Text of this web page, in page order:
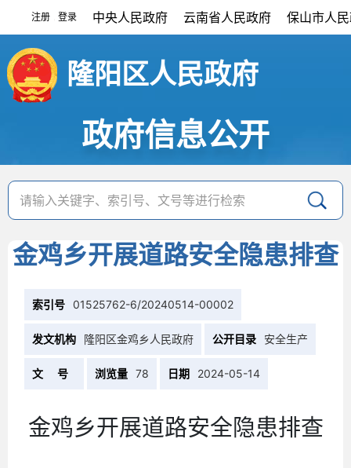
注册 登录 中央人民政府 云南省人民政府 保山市人
隆阳区人民政府
政府信息公开
金鸡乡开展道路安全隐患排查
索引号 01525762-6/20240514-00002
发文机构 隆阳区金鸡乡人民政府 公开目录 安全生产
文 号 浏览量 78 日期 2024-05-14
金鸡乡开展道路安全隐患排查